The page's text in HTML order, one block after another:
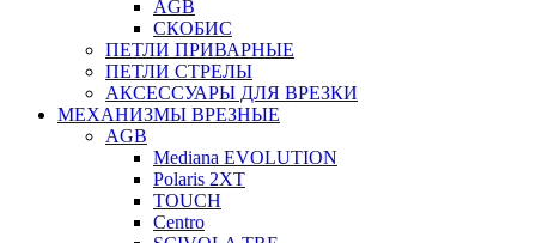
AGB
СКОБИС
ПЕТЛИ ПРИВАРНЫЕ
ПЕТЛИ СТРЕЛЫ
АКСЕССУАРЫ ДЛЯ ВРЕЗКИ
МЕХАНИЗМЫ ВРЕЗНЫЕ
AGB
Mediana EVOLUTION
Polaris 2XT
TOUCH
Centro